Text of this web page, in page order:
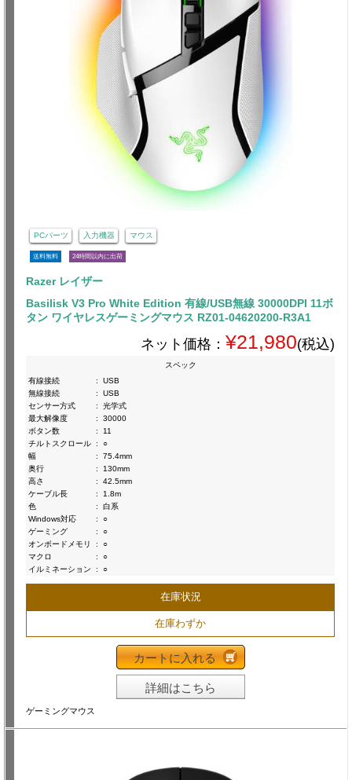
PCパーツ 入力機器 マウス
送料無料 24時間以内に出荷
Razer レイザー
Basilisk V3 Pro White Edition 有線/USB無線 30000DPI 11ボ
タン ワイヤレスゲーミングマウス RZ01-04620200-R3A1
ネット価格： ¥21,980(税込)
スペック
有線接続
:
USB
無線接続
:
USB
センサー方式
:
光学式
最大解像度
:
30000
ボタン数
:
11
チルトスクロール :
○
幅
:
75.4mm
奥行
:
130mm
高さ
:
42.5mm
ケーブル長
:
1.8m
色
:
白系
Windows対応
:
○
ゲーミング
:
○
オンボードメモリ
:
○
マクロ
:
○
イルミネーション
: ○
在庫状況
在庫わずか
カートに入れる
詳細はこちら
ゲーミングマウス